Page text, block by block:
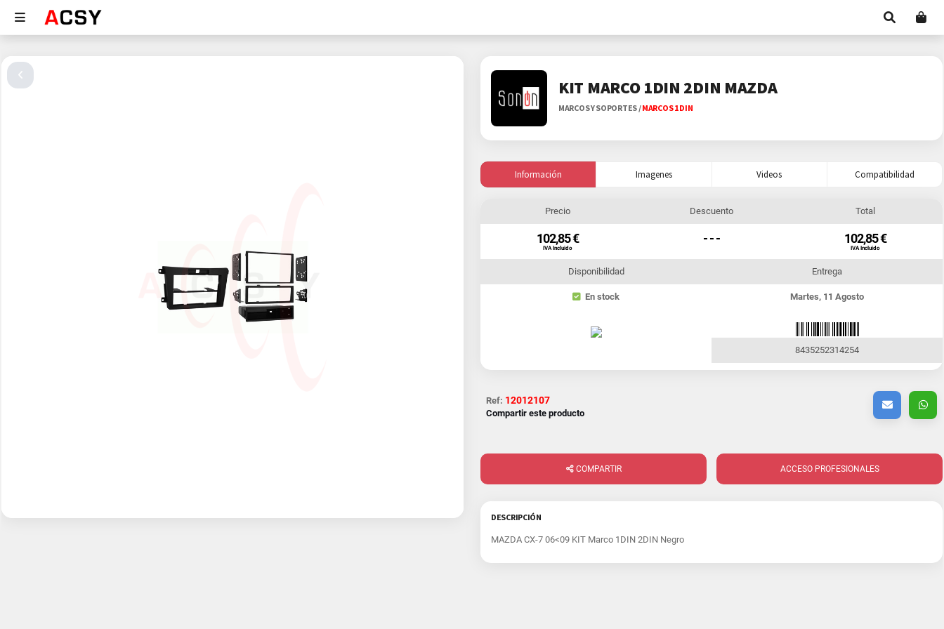
KIT MARCO 1DIN 2DIN MAZDA
MARCOS Y SOPORTES/MARCOS 1 DIN
Información Imagenes Videos Compatibilidad
Precio
102,85 €
IVA Incluido
Descuento
- - -
Total
102,85 €
IVA Incluido
Disponibilidad
En stock
Entrega
Martes, 11 Agosto
8435252314254
Ref: 12012107
Compartir este producto
COMPARTIR ACCESO PROFESIONALES
DESCRIPCIÓN
MAZDA CX-7 06<09 KIT Marco 1DIN 2DIN Negro